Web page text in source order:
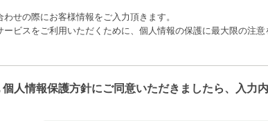
せの際にお客様情報をご入力頂きます。
ービスをご利用いただくために、個人情報の保護に最大限の注
個人情報保護方針にご同意いただきましたら、入力